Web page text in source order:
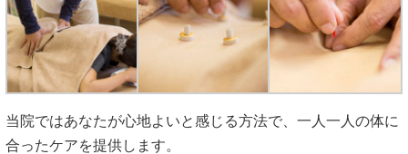
当院ではあなたが心地よいと感じる方法で、一人一人の体に
合ったケアを提供します。